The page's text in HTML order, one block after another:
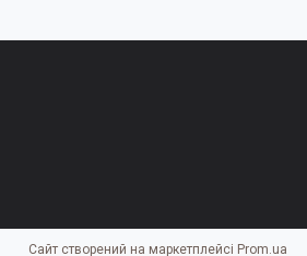
Сайт створений на маркетплейсі Prom.ua